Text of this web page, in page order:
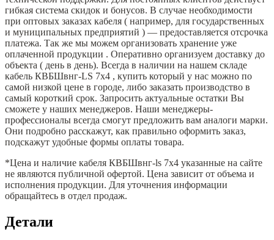
гибкая система скидок и бонусов. В случае необходимости
при оптовых заказах кабеля ( например, для государственных
и муниципальных предприятий ) — предоставляется отсрочка
платежа. Так же мы можем организовать хранение уже
оплаченной продукции . Оперативно организуем доставку до
объекта ( день в день). Всегда в наличии на нашем складе
кабель КВБШвнг-LS 7х4 , купить который у нас можно по
самой низкой цене в городе, либо заказать производство в
самый короткий срок. Запросить актуальные остатки Вы
сможете у наших менеджеров. Наши менеджеры-
профессионалы всегда смогут предложить вам аналоги марки.
Они подробно расскажут, как правильно оформить заказ,
подскажут удобные формы оплаты товара.
*Цена и наличие кабеля КВБШвнг-ls 7х4 указанные на сайте
не являются публичной офертой. Цена зависит от объема и
исполнения продукции. Для уточнения информации
обращайтесь в отдел продаж.
Детали